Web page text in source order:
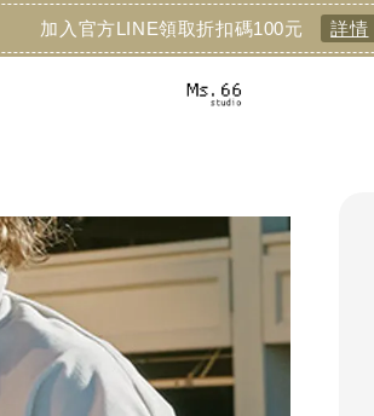
加入官方LINE領取折扣碼100元 詳情